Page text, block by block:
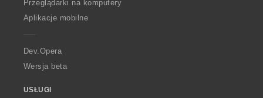
p
a
Przeglądarki na komputery
Aplikacje mobilne
Dev.Opera
Wersja beta
USŁUGI